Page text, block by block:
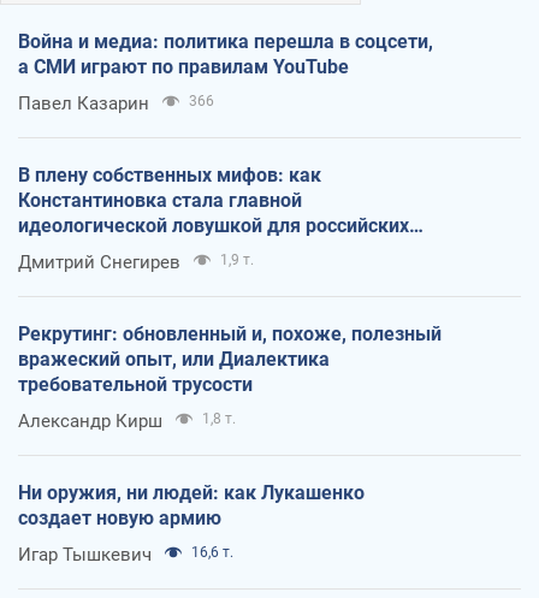
Война и медиа: политика перешла в соцсети,
а СМИ играют по правилам YouTube
Павел Казарин 366
В плену собственных мифов: как
Константиновка стала главной
идеологической ловушкой для российских
оккупантов
Дмитрий Снегирев 1,9 т.
Рекрутинг: обновленный и, похоже, полезный
вражеский опыт, или Диалектика
требовательной трусости
Александр Кирш 1,8 т.
Ни оружия, ни людей: как Лукашенко
создает новую армию
Игар Тышкевич 16,6 т.